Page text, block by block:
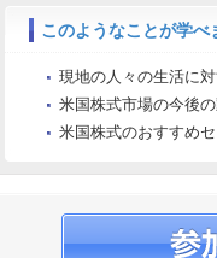
このようなことが学べ
現地の人々の生活に
米国株式市場の今後
米国株式のおすすめ